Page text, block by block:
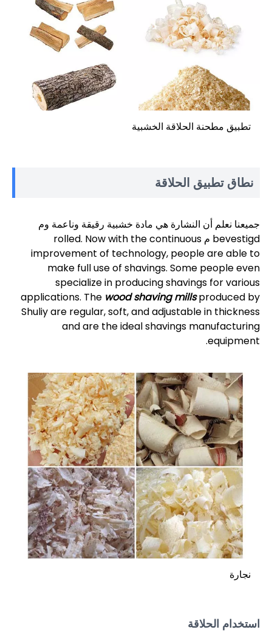
تطبيق مطحنة الحلاقة الخشبية
نطاق تطبيق الحلاقة
جميعنا نعلم أن النشارة هي مادة خشبية رقيقة وناعمة وم
bevestigd م rolled. Now with the continuous
improvement of technology, people are able to
make full use of shavings. Some people even
specialize in producing shavings for various
applications. The wood shaving millsproduced by
Shuliy are regular, soft, and adjustable in thickness
and are the ideal shavings manufacturing
equipment.
نجارة
استخدام الحلاقة